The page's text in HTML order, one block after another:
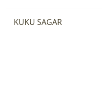
KUKU SAGAR